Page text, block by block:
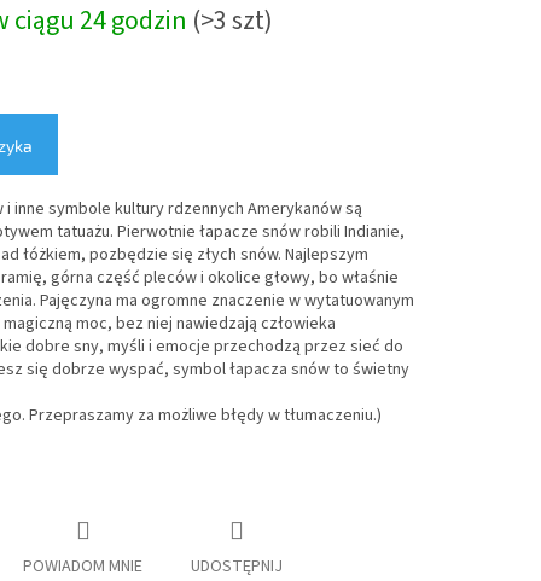
ciągu 24 godzin (>3 szt)
i inne symbole kultury rdzennych Amerykanów są
tatuażu. Pierwotnie łapacze snów robili Indianie,
łóżkiem, pozbędzie się złych snów. Najlepszym
górna część pleców i okolice głowy, bo właśnie
Pajęczyna ma ogromne znaczenie w wytatuowanym
moc, bez niej nawiedzają człowieka
dobre sny, myśli i emocje przechodzą przez sieć do
się dobrze wyspać, symbol łapacza snów to świetny
Przepraszamy za możliwe błędy w tłumaczeniu.)
POWIADOM MNIE UDOSTĘPNIJ